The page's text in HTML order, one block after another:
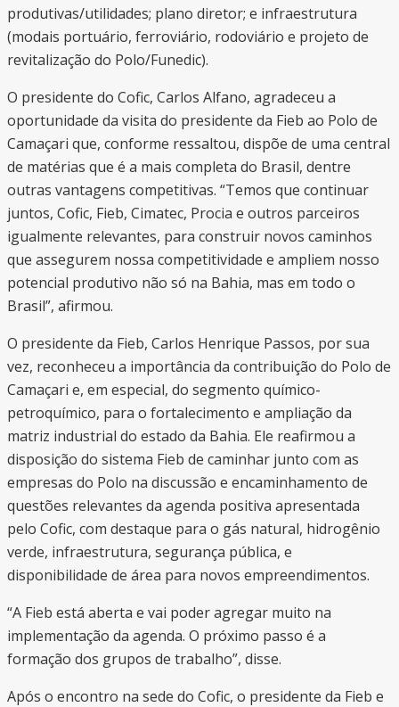
produtivas/utilidades; plano diretor; e infraestrutura
(modais portuário, ferroviário, rodoviário e projeto de
revitalização do Polo/Funedic).
O presidente do Cofic, Carlos Alfano, agradeceu a
oportunidade da visita do presidente da Fieb ao Polo de
Camaçari que, conforme ressaltou, dispõe de uma central
de matérias que é a mais completa do Brasil, dentre
outras vantagens competitivas. “Temos que continuar
juntos, Cofic, Fieb, Cimatec, Procia e outros parceiros
igualmente relevantes, para construir novos caminhos
que assegurem nossa competitividade e ampliem nosso
potencial produtivo não só na Bahia, mas em todo o
Brasil”, afirmou.
O presidente da Fieb, Carlos Henrique Passos, por sua
vez, reconheceu a importância da contribuição do Polo de
Camaçari e, em especial, do segmento químico-
petroquímico, para o fortalecimento e ampliação da
matriz industrial do estado da Bahia. Ele reafirmou a
disposição do sistema Fieb de caminhar junto com as
empresas do Polo na discussão e encaminhamento de
questões relevantes da agenda positiva apresentada
pelo Cofic, com destaque para o gás natural, hidrogênio
verde, infraestrutura, segurança pública, e
disponibilidade de área para novos empreendimentos.
“A Fieb está aberta e vai poder agregar muito na
implementação da agenda. O próximo passo é a
formação dos grupos de trabalho”, disse.
Após o encontro na sede do Cofic, o presidente da Fieb e